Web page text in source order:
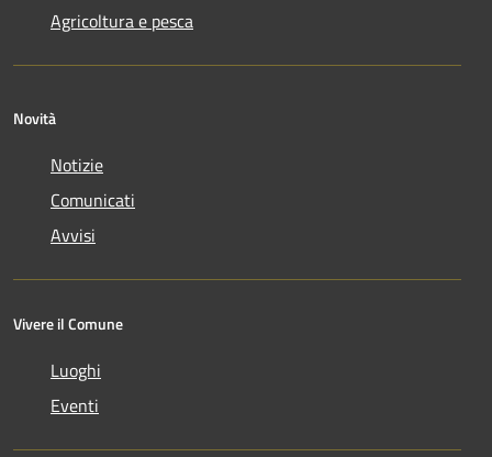
Agricoltura e pesca
Novità
Notizie
Comunicati
Avvisi
Vivere il Comune
Luoghi
Eventi